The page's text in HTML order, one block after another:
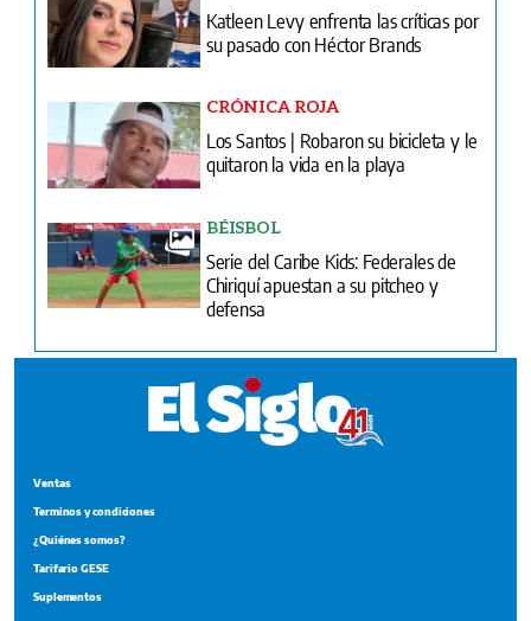
Katleen Levy enfrenta las críticas por
su pasado con Héctor Brands
CRÓNICA ROJA
Los Santos | Robaron su bicicleta y le
quitaron la vida en la playa
BÉISBOL
Serie del Caribe Kids: Federales de
Chiriquí apuestan a su pitcheo y
defensa
Ventas
Terminos y condiciones
¿Quiénes somos?
Tarifario GESE
Suplementos